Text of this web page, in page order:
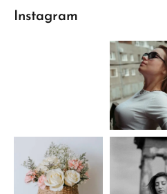
Instagram